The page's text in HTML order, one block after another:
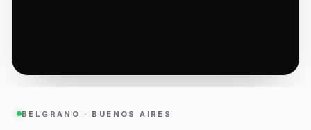
BELGRANO · BUENOS AIRES